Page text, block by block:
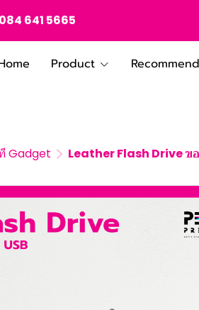
084 641 5665
Product
Gadget Leather Flash Drive ข